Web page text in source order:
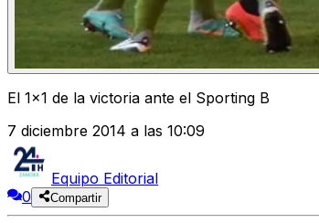
El 1x1 de la victoria ante el Sporting B
7 diciembre 2014 a las 10:09
Equipo Editorial
0
Compartir